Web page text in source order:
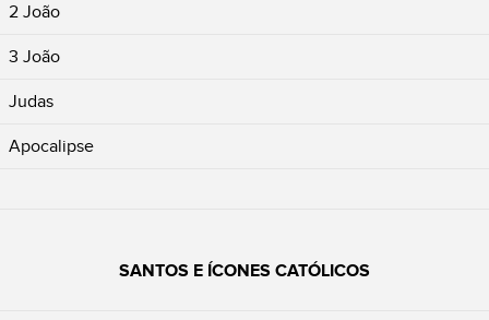
2 João
3 João
Judas
Apocalipse
SANTOS E ÍCONES CATÓLICOS